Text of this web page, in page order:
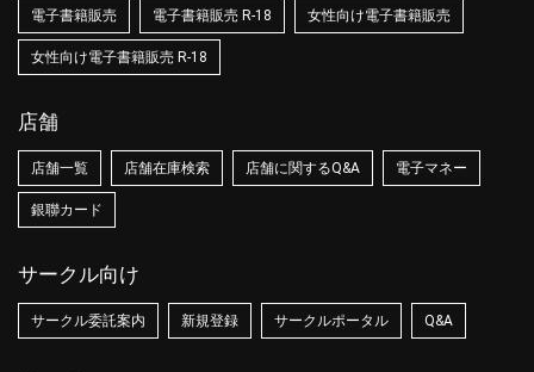
電子書籍販売 電子書籍販売 R-18 女性向け電子書籍販売
女性向け電子書籍販売 R-18
店舗
店舗一覧 店舗在庫検索 店舗に関するQ&A 電子マネー
銀聯カード
サークル向け
サークル委託案内 新規登録 サークルポータル Q&A